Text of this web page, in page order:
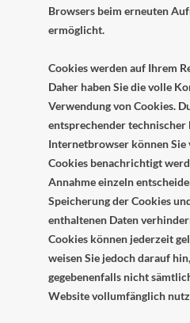
Browsers beim erneuten
ermöglicht.
Cookies werden auf Ihrem
Daher haben Sie die volle
Verwendung von Cookies.
entsprechender technischer
Internetbrowser können Sie
Cookies benachrichtigt
Annahme einzeln
Speicherung der Cookies
enthaltenen Daten
Cookies können jederzeit
weisen Sie jedoch darauf
gegebenenfalls nicht
Website vollumfänglich